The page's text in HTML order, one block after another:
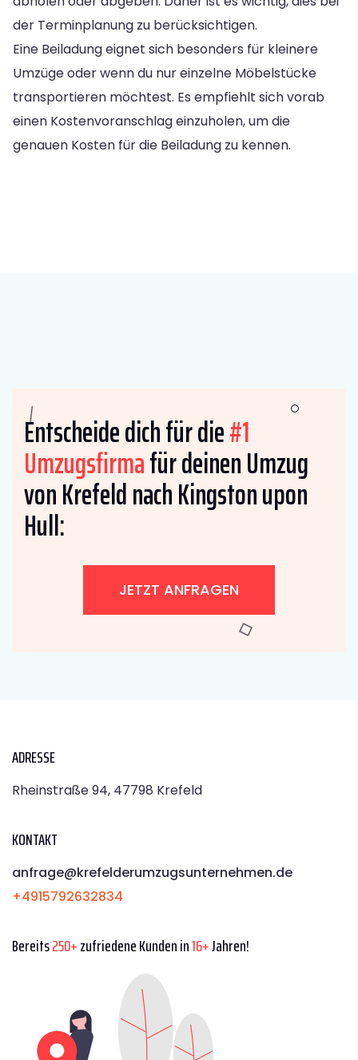
der Terminplanung zu berücksichtigen.
Eine Beiladung eignet sich besonders für kleinere
Umzüge oder wenn du nur einzelne Möbelstücke
transportieren möchtest. Es empfiehlt sich vorab
einen Kostenvoranschlag einzuholen, um die
genauen Kosten für die Beiladung zu kennen.
Entscheide dich für die#1
Umzugsfirmafür deinen Umzug
von Krefeld nach Kingston upon
Hull:
JETZT ANFRAGEN
ADRESSE
Rheinstraße 94, 47798 Krefeld
KONTAKT
anfrage@krefelderumzugsunternehmen.de
+4915792632834
Bereits250+zufriedene Kunden in16+Jahren!